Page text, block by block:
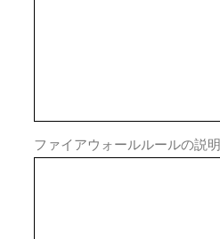
ファイアウォールルールの説